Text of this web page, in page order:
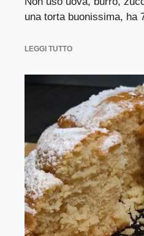
una torta buonissima, ha
LEGGI TUTTO